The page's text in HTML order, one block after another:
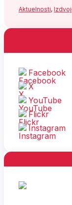
Aktuelnosti,
Facebook
X
YouTube
Flickr
Instagram